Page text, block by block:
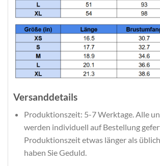
Versanddetails
Produktionszeit: 5-7 Werktage. Alle
werden individuell auf Bestellung
Produktionszeit etwas länger als
haben Sie Geduld.